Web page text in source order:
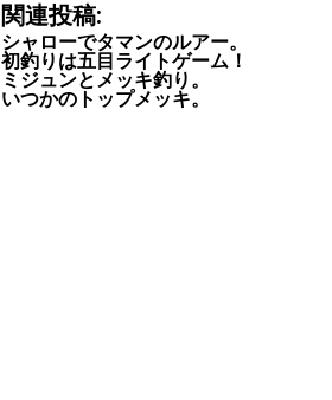
関連投稿:
シャローでタマンのルアー。
初釣りは五目ライトゲーム！
ミジュンとメッキ釣り。
いつかのトップメッキ。